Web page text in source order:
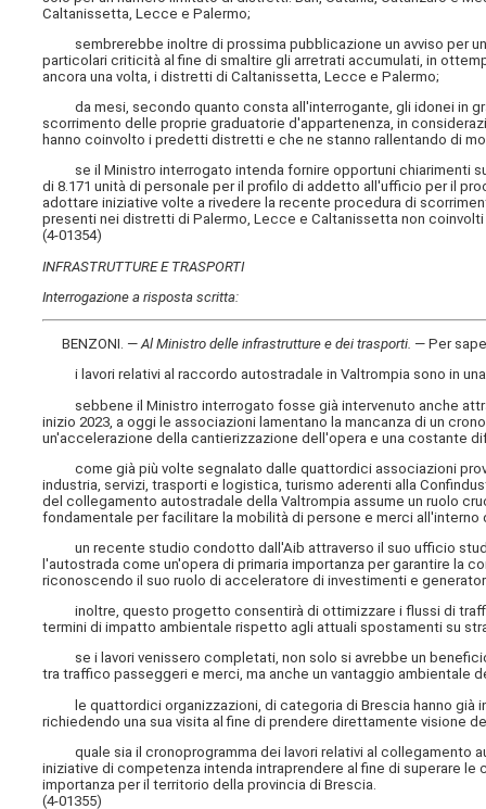
Caltanissetta, Lecce e Palermo;
sembrerebbe inoltre di prossima pubblicazione un avviso per
particolari criticità al fine di smaltire gli arretrati accumulati, in
ancora una volta, i distretti di Caltanissetta, Lecce e Palermo;
da mesi, secondo quanto consta all'interrogante, gli idonei in
scorrimento delle proprie graduatorie d'appartenenza, in
hanno coinvolto i predetti distretti e che ne stanno rallentando di
se il Ministro interrogato intenda fornire opportuni chiarimenti
di 8.171 unità di personale per il profilo di addetto all'ufficio per il
adottare iniziative volte a rivedere la recente procedura di
presenti nei distretti di Palermo, Lecce e Caltanissetta non
(4-01354)
INFRASTRUTTURE E TRASPORTI
Interrogazione a risposta scritta:
BENZONI. —Al Ministro delle infrastrutture e dei trasporti. — Per
i lavori relativi al raccordo autostradale in Valtrompia sono in
sebbene il Ministro interrogato fosse già intervenuto anche
inizio 2023, a oggi le associazioni lamentano la mancanza di un
un'accelerazione della cantierizzazione dell'opera e una costante
come già più volte segnalato dalle quattordici associazioni
industria, servizi, trasporti e logistica, turismo aderenti alla
del collegamento autostradale della Valtrompia assume un ruolo
fondamentale per facilitare la mobilità di persone e merci all'interno
un recente studio condotto dall'Aib attraverso il suo ufficio
l'autostrada come un'opera di primaria importanza per garantire la
riconoscendo il suo ruolo di acceleratore di investimenti e
inoltre, questo progetto consentirà di ottimizzare i flussi di
termini di impatto ambientale rispetto agli attuali spostamenti su
se i lavori venissero completati, non solo si avrebbe un beneficio
tra traffico passeggeri e merci, ma anche un vantaggio ambientale
le quattordici organizzazioni, di categoria di Brescia hanno già
richiedendo una sua visita al fine di prendere direttamente visione
quale sia il cronoprogramma dei lavori relativi al collegamento
iniziative di competenza intenda intraprendere al fine di superare
importanza per il territorio della provincia di Brescia.
(4-01355)